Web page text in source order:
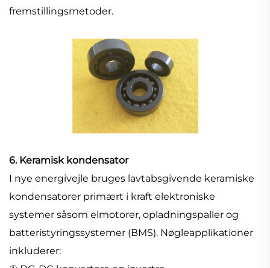
fremstillingsmetoder.
6. Keramisk kondensator
I nye energivejle bruges lavtabsgivende keramiske
kondensatorer primært i kraft elektroniske
systemer såsom elmotorer, opladningspaller og
batteristyringssystemer (BMS). Nøgleapplikationer
inkluderer: